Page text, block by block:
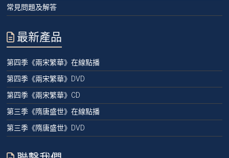
常見問題及解答
最新產品
第四季《兩宋繁華》在線點播
第四季《兩宋繁華》DVD
第四季《兩宋繁華》CD
第三季《隋唐盛世》在線點播
第三季《隋唐盛世》DVD